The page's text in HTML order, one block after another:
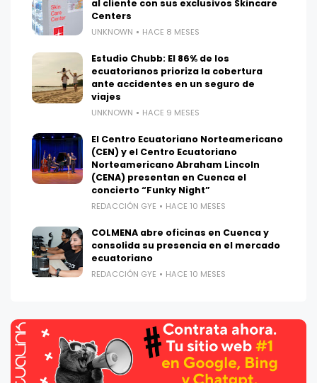
al cliente con sus exclusivos Skincare
Centers
UNKNOWN HACE 8 MESES
Estudio Chubb: El 86% de los
ecuatorianos prioriza la cobertura
ante accidentes en un seguro de
viajes
UNKNOWN HACE 9 MESES
El Centro Ecuatoriano Norteamericano
(CEN) y el Centro Ecuatoriano
Norteamericano Abraham Lincoln
(CENA) presentan en Cuenca el
concierto “Funky Night”
REDACCIÓN GYE HACE 10 MESES
COLMENA abre oficinas en Cuenca y
consolida su presencia en el mercado
ecuatoriano
REDACCIÓN GYE HACE 10 MESES